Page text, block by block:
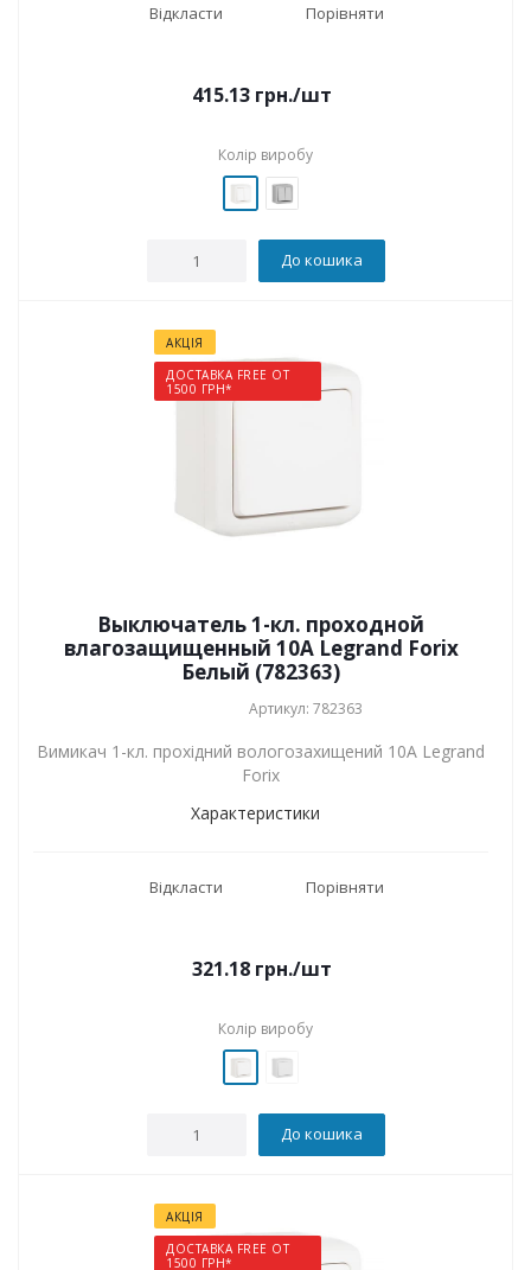
Відкласти Порівняти
415.13грн./шт
Колір виробу
До кошика
АКЦІЯ
ДОСТАВКА FREE ОТ
1500 ГРН*
Выключатель 1-кл. проходной
влагозащищенный 10A Legrand Forix
Белый (782363)
Артикул: 782363
Вимикач 1-кл. прохідний вологозахищений 10A Legrand
Forix
Характеристики
Відкласти Порівняти
321.18грн./шт
Колір виробу
До кошика
АКЦІЯ
ДОСТАВКА FREE ОТ
1500 ГРН*